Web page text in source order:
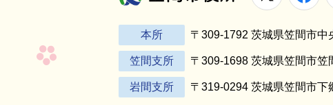
本所 〒309-1792 茨城県笠間市中
笠間支所 〒309-1698 茨城県笠間市笠
岩間支所 〒319-0294 茨城県笠間市下